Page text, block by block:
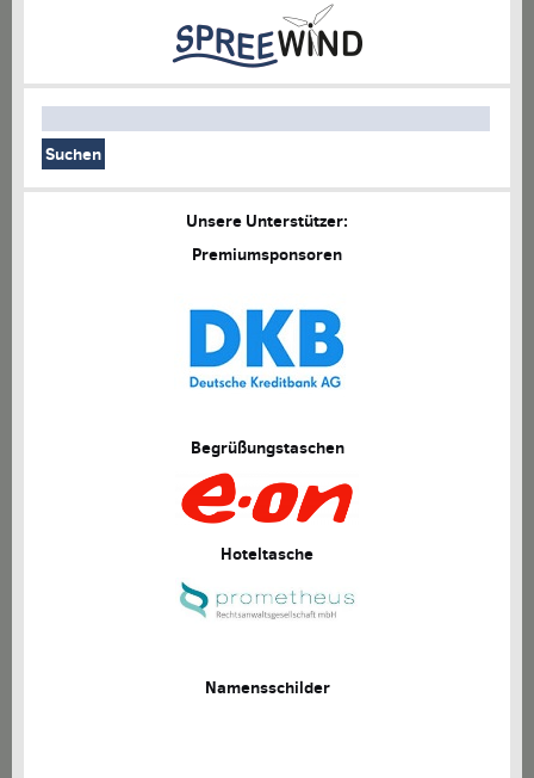
Unsere Unterstützer:
Premiumsponsoren
Begrüßungstaschen
Hoteltasche
Namensschilder